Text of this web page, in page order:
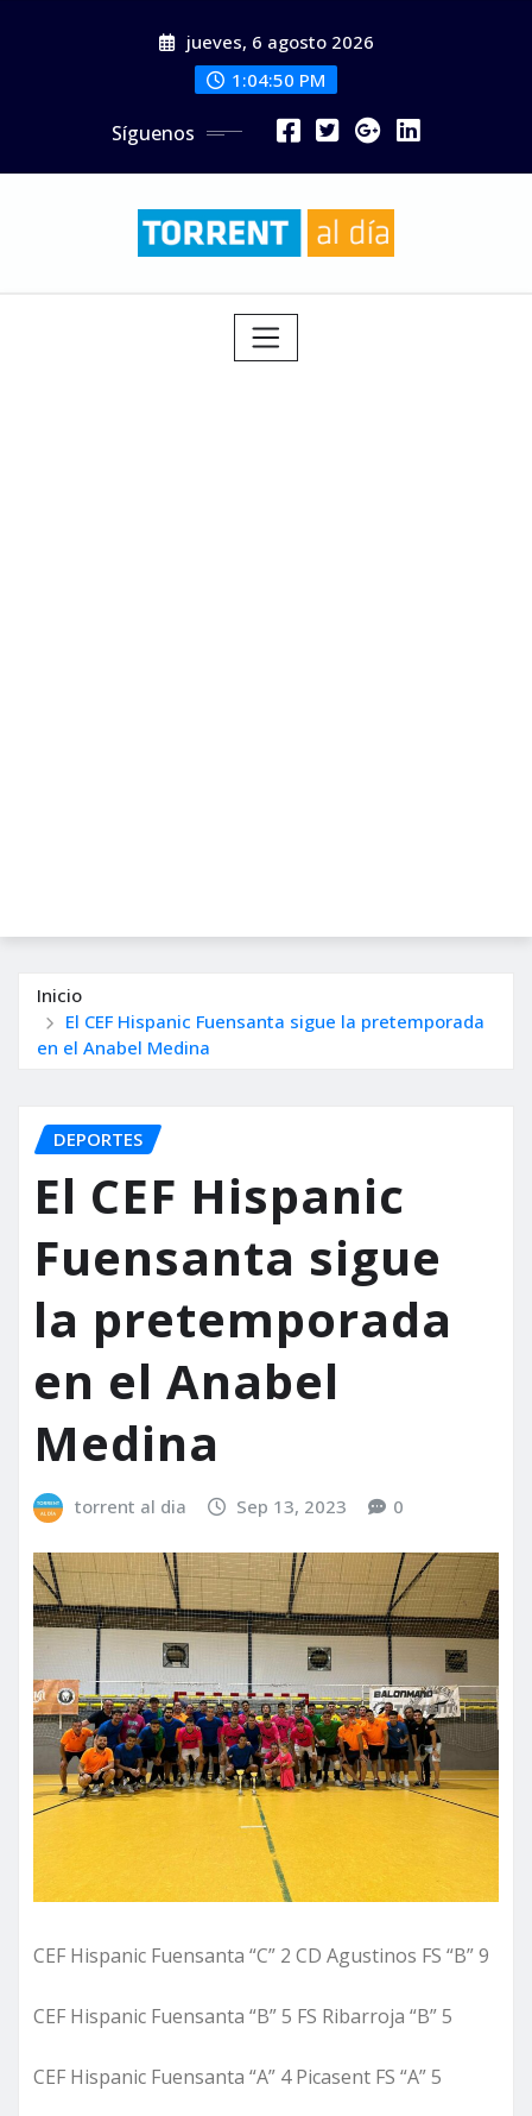
jueves, 6 agosto 2026
1:04:52 PM
Síguenos
Inicio
El CEF Hispanic Fuensanta sigue la pretemporada
en el Anabel Medina
DEPORTES
El CEF Hispanic
Fuensanta sigue
la pretemporada
en el Anabel
Medina
torrent al dia Sep 13, 2023 0
CEF Hispanic Fuensanta “C” 2 CD Agustinos FS “B” 9
CEF Hispanic Fuensanta “B” 5 FS Ribarroja “B” 5
CEF Hispanic Fuensanta “A” 4 Picasent FS “A” 5